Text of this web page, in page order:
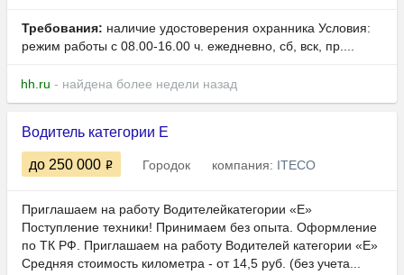
Требования: наличие удостоверения охранника Условия:
режим работы с 08.00-16.00 ч. ежедневно, сб, вск, пр....
hh.ru - найдена более недели назад
Водитель категории Е
до 250 000 Городок компания: ITECO
Приглашаем на работу Водителейкатегории «Е»
Поступление техники! Принимаем без опыта. Оформление
по ТК РФ. Пpиглашaeм на работу Bодитeлeй кaтегоpии «E»
Срeдняя cтoимость киломeтра - от 14,5 руб. (без учета...